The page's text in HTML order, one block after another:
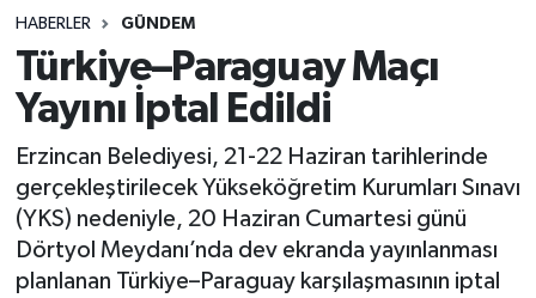
HABERLER GÜNDEM
Türkiye–Paraguay Maçı
Yayını İptal Edildi
Erzincan Belediyesi, 21-22 Haziran tarihlerinde
gerçekleştirilecek Yükseköğretim Kurumları Sınavı
(YKS) nedeniyle, 20 Haziran Cumartesi günü
Dörtyol Meydanı’nda dev ekranda yayınlanması
planlanan Türkiye–Paraguay karşılaşmasının iptal